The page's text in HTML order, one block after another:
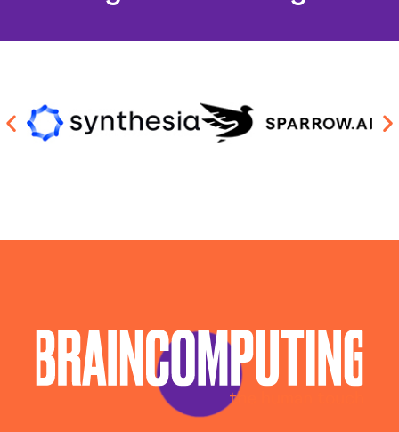
Sviluppo Algoritmi Intelligenza Artificiale Salerno
Sviluppo Soluzioni Intelligenza Artificiale Salerno